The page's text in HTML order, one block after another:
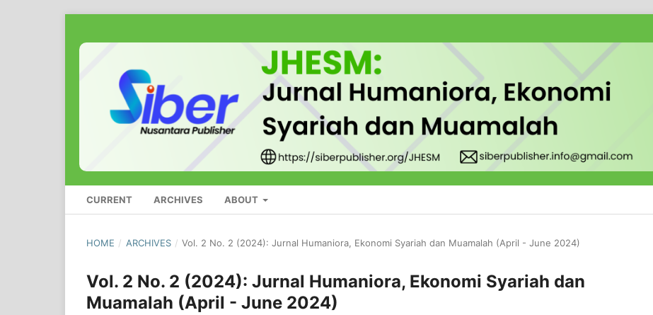
CURRENT ARCHIVES ABOUT
HOME / ARCHIVES / Vol. 2 No. 2 (2024): Jurnal Humaniora, Ekonomi Syariah dan Muamalah (April - June 2024)
Vol. 2 No. 2 (2024): Jurnal Humaniora, Ekonomi Syariah dan
Muamalah (April - June 2024)